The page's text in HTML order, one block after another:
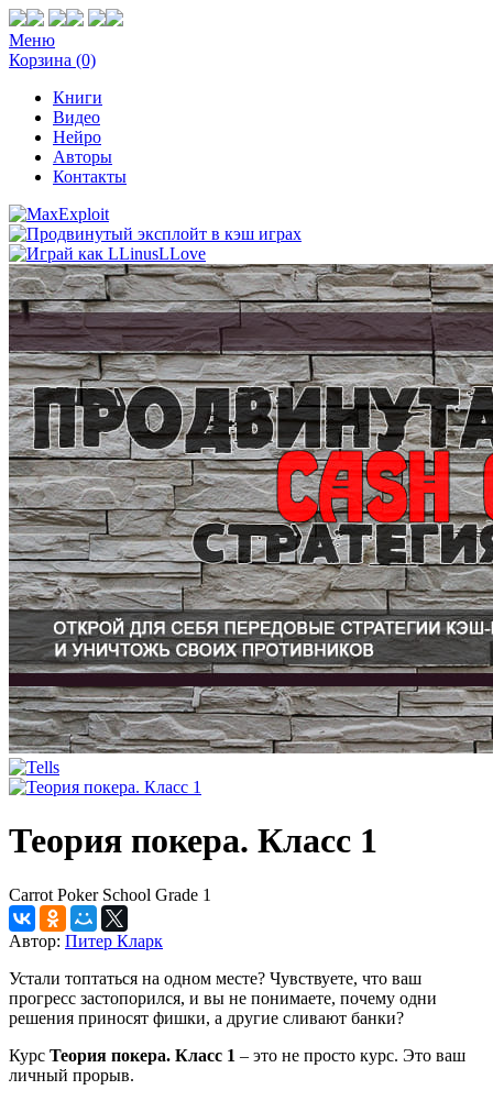
Меню
Корзина (0)
Книги
Видео
Нейро
Авторы
Контакты
Теория покера. Класс 1
Carrot Poker School Grade 1
Автор: Питер Кларк
Устали топтаться на одном месте? Чувствуете, что ваш
прогресс застопорился, и вы не понимаете, почему одни
решения приносят фишки, а другие сливают банки?
Курс Теория покера. Класс 1 – это не просто курс. Это ваш
личный прорыв.